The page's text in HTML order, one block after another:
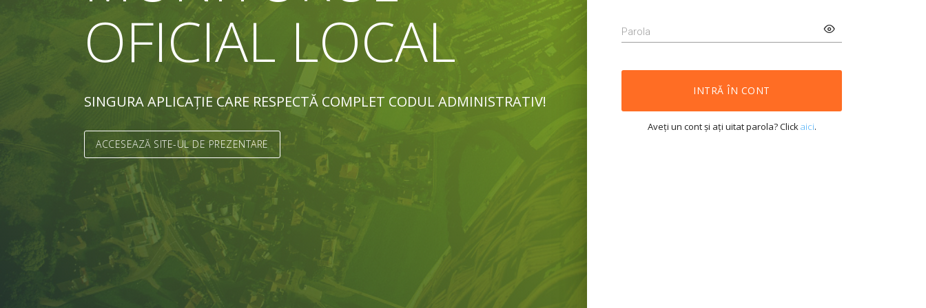
OFICIAL LOCAL
SINGURA APLICAȚIE CARE RESPECTĂ COMPLET CODUL ADMINISTRATIV!
ACCESEAZĂ SITE-UL DE PREZENTARE
Parola
INTRĂ ÎN CONT
Aveți un cont și ați uitat parola? Clickaici.